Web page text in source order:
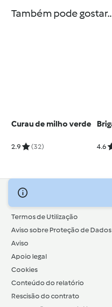
Também pode
Curau de milho verde
2.9 (32) 4.6
© Copyright 2026
Termos de Utilização
Aviso sobre Proteção de Dados
Aviso
Apoio legal
Cookies
Conteúdo do relatório
Rescisão do contrato